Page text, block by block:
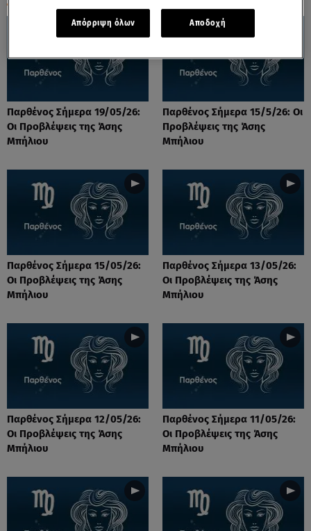
Παρθένος Σήμερα 19/05/26:
Οι Προβλέψεις της Άσης
Μπήλιου
Παρθένος Σήμερα 15/5/26: Οι
Προβλέψεις της Άσης
Μπήλιου
Παρθένος Σήμερα 15/05/26:
Οι Προβλέψεις της Άσης
Μπήλιου
Παρθένος Σήμερα 13/05/26:
Οι Προβλέψεις της Άσης
Μπήλιου
Παρθένος Σήμερα 12/05/26:
Οι Προβλέψεις της Άσης
Μπήλιου
Παρθένος Σήμερα 11/05/26:
Οι Προβλέψεις της Άσης
Μπήλιου
Απόρριψη όλων Αποδοχή